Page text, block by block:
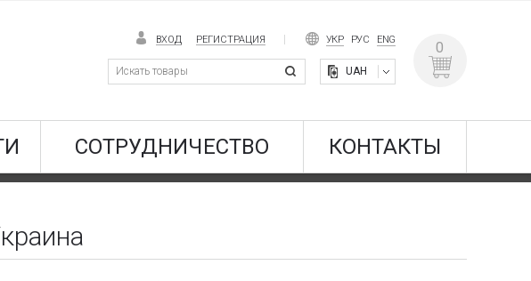
ВХОД РЕГИСТРАЦИЯ УКР РУС ENG
UAH
0
СОТРУДНИЧЕСТВО КОНТАКТЫ